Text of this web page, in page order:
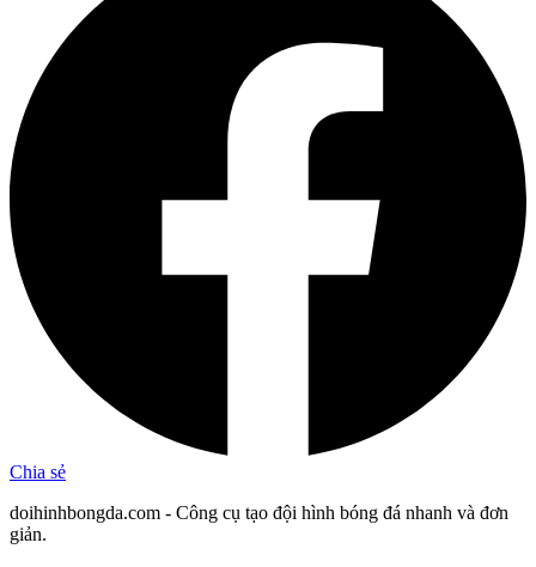
Chia sẻ
doihinhbongda.com - Công cụ tạo đội hình bóng đá nhanh và đơn
giản.